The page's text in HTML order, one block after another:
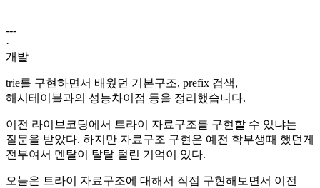
---
·
개발
trie를 구현하면서 배웠던 기본구조, prefix 검색,
해시테이블과의 성능차이점 등을 정리했습니다.
이전 라이브코딩에서 트라이 자료구조를 구현할 수 있냐는
질문을 받았다. 하지만 자료구조 구현은 예전 학부생때 했던게
전부여서 멘탈이 탈탈 털린 기억이 있다.
오늘은 트라이 자료구조에 대해서 직접 구현해보면서 이전